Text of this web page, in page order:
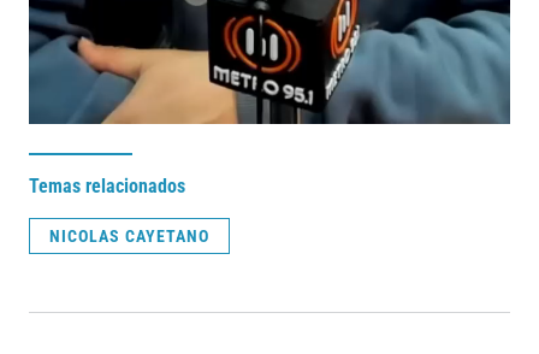
Temas relacionados
NICOLAS CAYETANO